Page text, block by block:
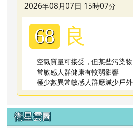
2026年08月07日 15時07分
68 良
空氣質量可接受，但某些污染
常敏感人群健康有較弱影響
極少數異常敏感人群應減少戶
衛星雲圖